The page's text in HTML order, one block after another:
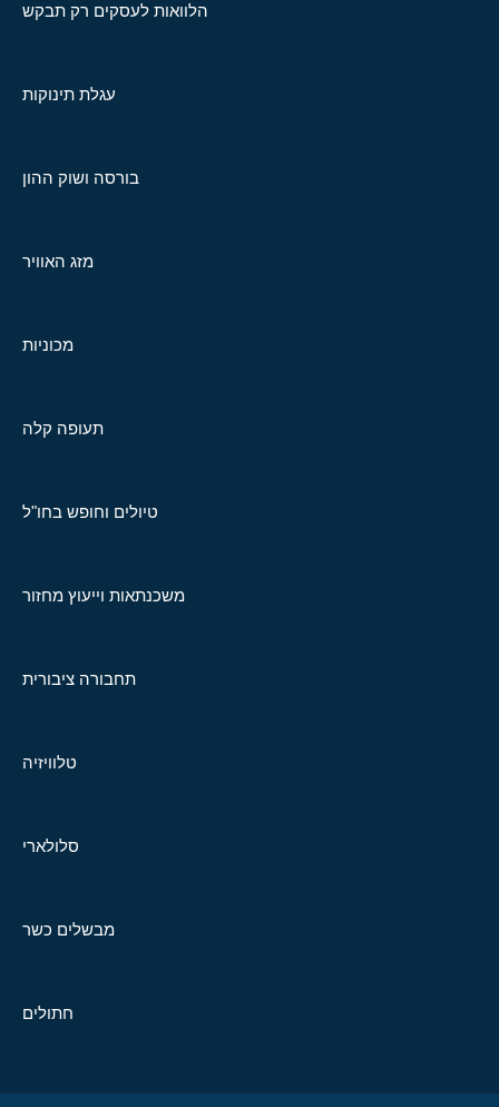
הלוואות לעסקים רק תבקש
עגלת תינוקות
בורסה ושוק ההון
מזג האוויר
מכוניות
תעופה קלה
טיולים וחופש בחו"ל
משכנתאות וייעוץ מחזור
תחבורה ציבורית
טלוויזיה
סלולארי
מבשלים כשר
חתולים